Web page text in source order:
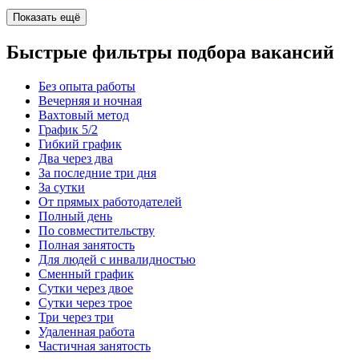
Показать ещё
Быстрые фильтры подбора вакансий
Без опыта работы
Вечерняя и ночная
Вахтовый метод
График 5/2
Гибкий график
Два через два
За последние три дня
За сутки
От прямых работодателей
Полный день
По совместительству
Полная занятость
Для людей с инвалидностью
Сменный график
Сутки через двое
Сутки через трое
Три через три
Удаленная работа
Частичная занятость